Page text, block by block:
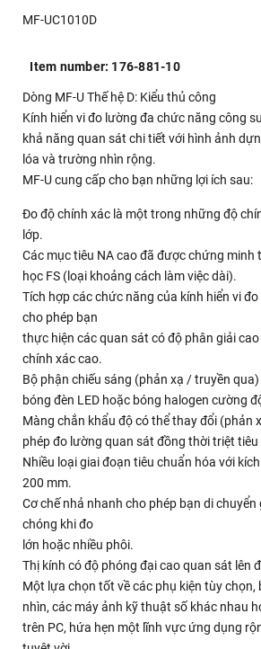
MF-UC1010D
Item number: 176-881-10
Dòng MF-U Thế hệ D: Kiểu thủ công
Kính hiển vi đo lường đa chức năng công
khả năng quan sát chi tiết với hình ảnh
lóa và trường nhìn rộng.
MF-U cung cấp cho bạn những lợi ích sau:
Đo độ chính xác là một trong những độ
lớp.
Các mục tiêu NA cao đã được chứng minh
học FS (loại khoảng cách làm việc dài).
Tích hợp các chức năng của kính hiển vi
cho phép bạn
thực hiện các quan sát có độ phân giải
chính xác cao.
Bộ phận chiếu sáng (phản xạ / truyền
bóng đèn LED hoặc bóng halogen cường
Màng chắn khẩu độ có thể thay đổi (phản
phép đo lường quan sát đồng thời triệt tiêu
Nhiều loại giai đoạn tiêu chuẩn hóa với
200 mm.
Cơ chế nhả nhanh cho phép bạn di
chóng khi đo
lớn hoặc nhiều phôi.
Thị kính có độ phóng đại cao quan sát lên
Một lựa chọn tốt về các phụ kiện tùy chọn,
nhìn, các máy ảnh kỹ thuật số khác nhau
trên PC, hứa hẹn một lĩnh vực ứng dụng